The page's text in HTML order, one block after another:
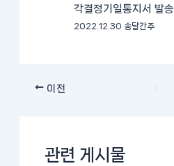
각결정기일통지서 발송
2022.12.30 송달간주
이전
관련 게시물